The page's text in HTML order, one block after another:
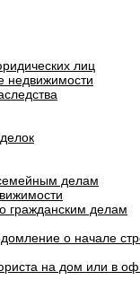
лиц
делам
гражданским делам
о начале
на дом или в